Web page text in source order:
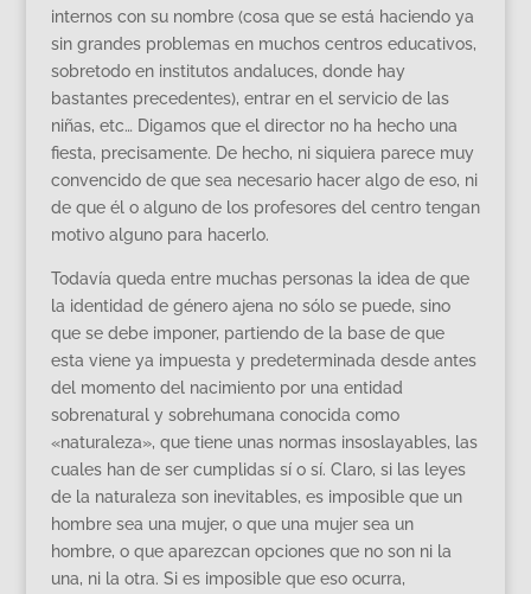
internos con su nombre (cosa que se está haciendo ya
sin grandes problemas en muchos centros educativos,
sobretodo en institutos andaluces, donde hay
bastantes precedentes), entrar en el servicio de las
niñas, etc… Digamos que el director no ha hecho una
fiesta, precisamente. De hecho, ni siquiera parece muy
convencido de que sea necesario hacer algo de eso, ni
de que él o alguno de los profesores del centro tengan
motivo alguno para hacerlo.
Todavía queda entre muchas personas la idea de que
la identidad de género ajena no sólo se puede, sino
que se debe imponer, partiendo de la base de que
esta viene ya impuesta y predeterminada desde antes
del momento del nacimiento por una entidad
sobrenatural y sobrehumana conocida como
«naturaleza», que tiene unas normas insoslayables, las
cuales han de ser cumplidas sí o sí. Claro, si las leyes
de la naturaleza son inevitables, es imposible que un
hombre sea una mujer, o que una mujer sea un
hombre, o que aparezcan opciones que no son ni la
una, ni la otra. Si es imposible que eso ocurra,